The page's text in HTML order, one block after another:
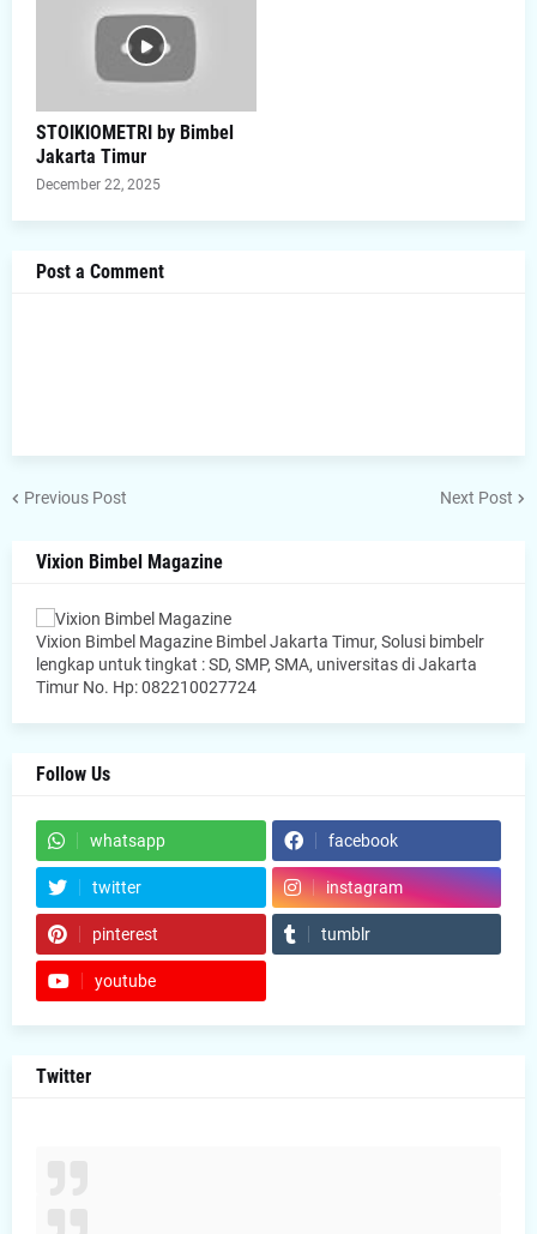
STOIKIOMETRI by Bimbel
Jakarta Timur
December 22, 2025
Post a Comment
Previous Post Next Post
Vixion Bimbel Magazine
Vixion Bimbel Magazine Bimbel Jakarta Timur, Solusi bimbelr
lengkap untuk tingkat : SD, SMP, SMA, universitas di Jakarta
Timur No. Hp: 082210027724
Follow Us
whatsapp facebook
twitter instagram
pinterest tumblr
youtube
Twitter